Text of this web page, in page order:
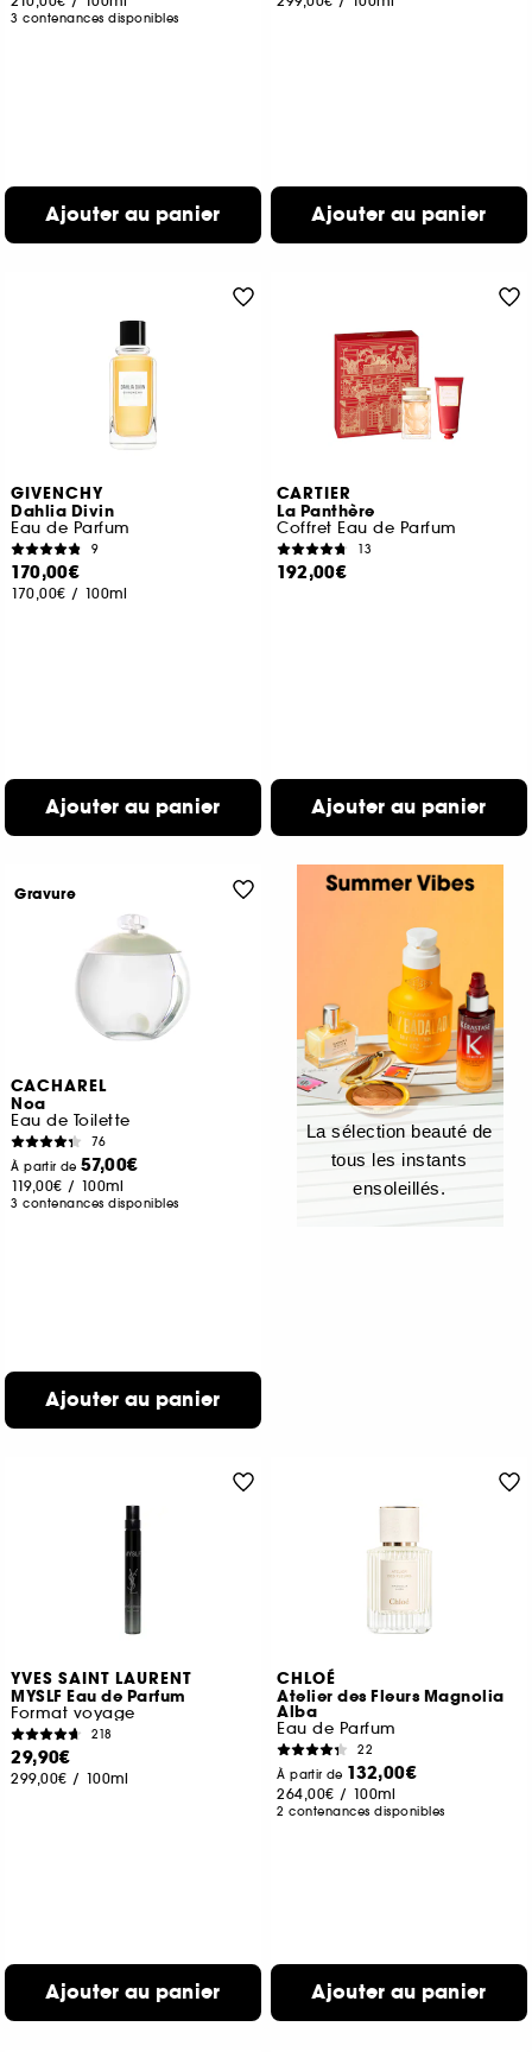
3 contenances disponibles
Ajouter au panier Ajouter au panier
GIVENCHY
Dahlia Divin
Eau de Parfum
9
170,00€
170,00€ / 100ml
Ajouter au panier
CARTIER
La Panthère
Coffret Eau de Parfum
13
192,00€
Ajouter au panier
CACHAREL
Noa
Eau de Toilette
76
À partir de57,00€
119,00€ / 100ml
3 contenances disponibles
Ajouter au panier
Gravure
La sélection beauté de
tous les instants
ensoleillés.
YVES SAINT LAURENT
MYSLF Eau de Parfum
Format voyage
218
29,90€
299,00€ / 100ml
Ajouter au panier
CHLOÉ
Atelier des Fleurs Magnolia
Alba
Eau de Parfum
22
À partir de 132,00€
264,00€ / 100ml
2 contenances disponibles
Ajouter au panier